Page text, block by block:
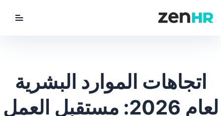
اتجاهات الموارد البشرية
لعام 2026: مستقبل العمل